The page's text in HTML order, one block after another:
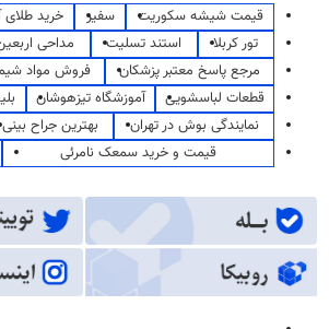
قیمت شیشه سکوریت سفیر خرید
تور کربلا
استند تسلیت مداحی
مرجع پاسخ معتبر پزشکان
فروش مواد
قطعات لباسشویی
آموزشگاه تیزهوشان
نمایندگی بوش در تهران
بهترین جراح بینی
قیمت و خرید سمعک نامرئی